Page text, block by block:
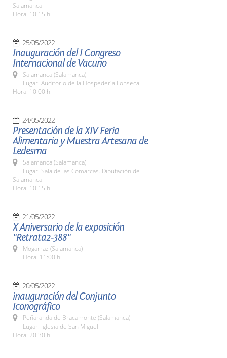
Salamanca
Hora: 10:15 h.
25/05/2022
Inauguración del I Congreso
Internacional de Vacuno
Salamanca (Salamanca)
Lugar: Auditorio de la Hospedería Fonseca
Hora: 10:00 h.
24/05/2022
Presentación de la XIV Feria
Alimentaria y Muestra Artesana de
Ledesma
Salamanca (Salamanca)
Lugar: Sala de las Comarcas. Diputación de
Salamanca.
Hora: 10:15 h.
21/05/2022
X Aniversario de la exposición
"Retrata2-388"
Mogarraz (Salamanca)
Hora: 11:00 h.
20/05/2022
inauguración del Conjunto
Iconográfico
Peñaranda de Bracamonte (Salamanca)
Lugar: Iglesia de San Miguel
Hora: 20:30 h.